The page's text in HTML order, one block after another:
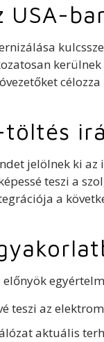
jelölnek ki az
teszi a
a
teszi az
aktuális